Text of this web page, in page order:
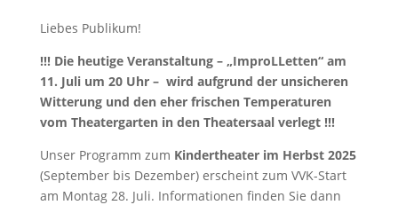
Liebes Publikum!
!!! Die heutige Veranstaltung – „ImproLLetten“ am
11. Juli um 20 Uhr – wird aufgrund der unsicheren
Witterung und den eher frischen Temperaturen
vom Theatergarten in den Theatersaal verlegt !!!
Unser Programm zum Kindertheater im Herbst 2025
(September bis Dezember) erscheint zum VVK-Start
am Montag 28. Juli. Informationen finden Sie dann